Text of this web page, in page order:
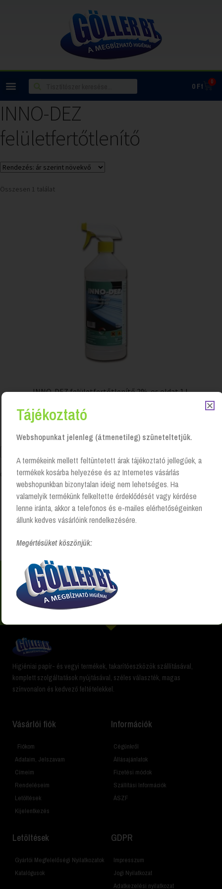
0Ft 0
INNO-DEZ
felületfertőtlenítő
Összesen 1 találat
INNO-DEZ felületfertőtlenítő 2%-os oldat 1 L
Login to see prices
Összesen 1 találat
Kezdőlap
“INNO-DEZ felületfertőtlenítő” címkével
Nem találsz valamit? Hívj és segítünk Hétfőtől -
péntekig 8:00 -17:00 +36 20 223 8470
Higiéniai papír- és vegyi termékek, takarítóeszközök szállításával,
komplett szolgáltatások nyújtásával, széles választék, magas
színvonalon és kedvező feltételekkel.
Vásárlói fiók
Fiókom
Adataim, Jelszavam
Címeim
Rendeléseim
Letöltések
Kijelentkezés
Információk
Cégünkről
Állásajánlatok
Fizetési módok
Szállítási Információk
ÁSZF
Letöltések
Gyártói Megfelelőségi Nyilatkozatok
Katalógusok
GDPR
Impresszum
Jogi Nyilatkozat
Adatkezelési nyilatkozat
Tájékoztató
Webshopunkat jelenleg (átmenetileg) szüneteltetjük.
A termékeink mellett feltüntetett árak tájékoztató jellegűek, a
termékek kosárba helyezése és az Internetes vásárlás
webshopunkban bizonytalan ideig nem lehetséges. Ha
valamelyik termékünk felkeltette érdeklődését vagy kérdése
lenne iránta, akkor a telefonos és e-mailes elérhetőségeinken
állunk kedves vásárlóink rendelkezésére.
Megértésüket köszönjük: